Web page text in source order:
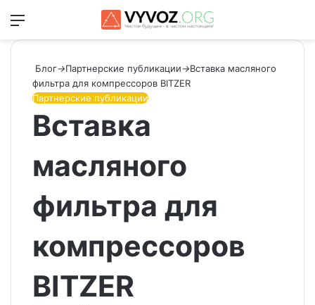
Меню
Блог→Партнерские публикации→Вставка масляного
фильтра для компрессоров BITZER
Партнерские публикации
Вставка
масляного
фильтра для
компрессоров
BITZER